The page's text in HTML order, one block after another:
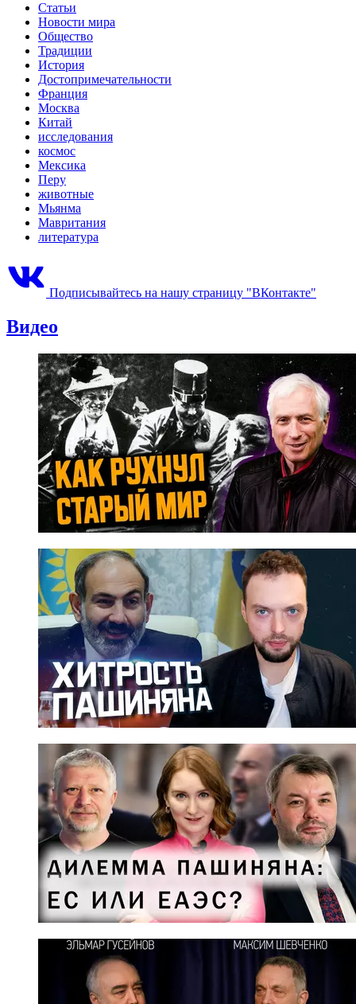
Статьи
Новости мира
Общество
Традиции
История
Достопримечательности
Франция
Москва
Китай
исследования
космос
Мексика
Перу
животные
Мьянма
Мавритания
литература
Подписывайтесь на нашу страницу "ВКонтакте"
Видео